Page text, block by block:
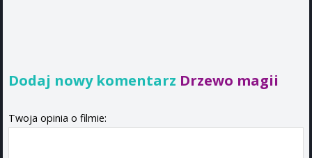
Dodaj nowy komentarz Drzewo magii
Twoja opinia o filmie: